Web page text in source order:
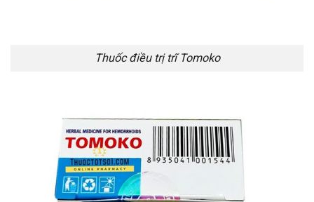
Thuốc điều trị trĩ Tomoko